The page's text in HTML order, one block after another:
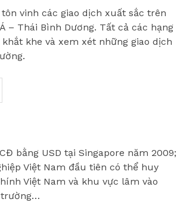
vinh các giao dịch xuất sắc trên
– Thái Bình Dương. Tất cả các hạng
khe và xem xét những giao dịch
bằng USD tại Singapore năm 2009;
Việt Nam đầu tiên có thể huy
Việt Nam và khu vực lâm vào
trường…